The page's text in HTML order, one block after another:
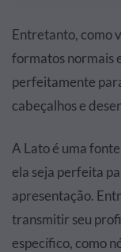
Entretanto, como
formatos normais
perfeitamente
cabeçalhos e
A Lato é uma
ela seja perfeita
apresentação.
transmitir seu
específico, como